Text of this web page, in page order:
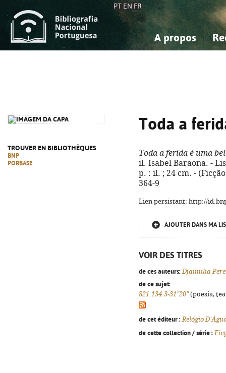
PT EN FR
A propos
TROUVER EN BIBLIOTHÈQUES
BNP
PORBASE
Toda a
Toda a ferida é uma
il. Isabel Baraona. -
p. : il. ; 24 cm. -
364-9
Lien persistant: http://
AJOUTER DANS MA
VOIR DES TITRES
de ces auteurs: Djaimilia
de ce sujet:
821.134.3-31"20"(poesia,
de cet éditeur : Relógio
de cette collection / série :